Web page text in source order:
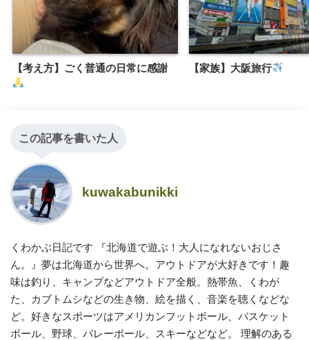
【考え方】ごく普通の日常に感謝 【家族】大阪旅行
この記事を書いた人
kuwakabunikki
くわかぶ日記です 『北海道で遊ぶ！大人になれないおじさ
ん。』夢は北海道から世界へ。アウトドアが大好きです！趣
味は釣り、キャンプなどアウトドア全般。熱帯魚、くわが
た、カブトムシなどの生き物、絵を描く、音楽を聴くなどな
ど。好きなスポーツはアメリカンフットボール、バスケット
ボール、野球、バレーボール、スキーなどなど。 理解のある